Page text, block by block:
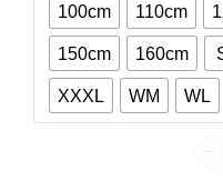
100cm 110cm
150cm 160cm
XXXL WM WL
衣